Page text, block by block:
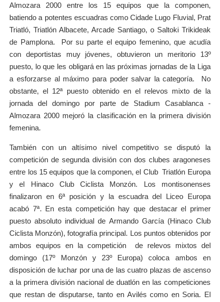
Almozara 2000 entre los 15 equipos que la componen,
batiendo a potentes escuadras como Cidade Lugo Fluvial, Prat
Triatló, Triatlón Albacete, Arcade Santiago, o Saltoki Trikideak
de Pamplona. Por su parte el equipo femenino, que acudía
con deportistas muy jóvenes, obtuvieron un meritorio 13º
puesto, lo que les obligará en las próximas jornadas de la Liga
a esforzarse al máximo para poder salvar la categoría. No
obstante, el 12ª puesto obtenido en el relevos mixto de la
jornada del domingo por parte de Stadium Casablanca -
Almozara 2000 mejoró la clasificación en la primera división
femenina.
También con un altísimo nivel competitivo se disputó la
competición de segunda división con dos clubes aragoneses
entre los 15 equipos que la componen, el Club Triatlón Europa
y el Hinaco Club Ciclista Monzón. Los montisonenses
finalizaron en 6ª posición y la escuadra del Liceo Europa
acabó 7ª. En esta competición hay que destacar el primer
puesto absoluto individual de Armando García (Hinaco Club
Ciclista Monzón), fotografía principal. Los puntos obtenidos por
ambos equipos en la competición de relevos mixtos del
domingo (17º Monzón y 23º Europa) coloca ambos en
disposición de luchar por una de las cuatro plazas de ascenso
a la primera división nacional de duatlón en las competiciones
que restan de disputarse, tanto en Avilés como en Soria. El